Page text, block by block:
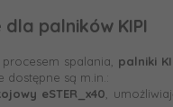
palników KIPI
spalania, palniki
dostępne są m.in.:
eSTER_x40 ,